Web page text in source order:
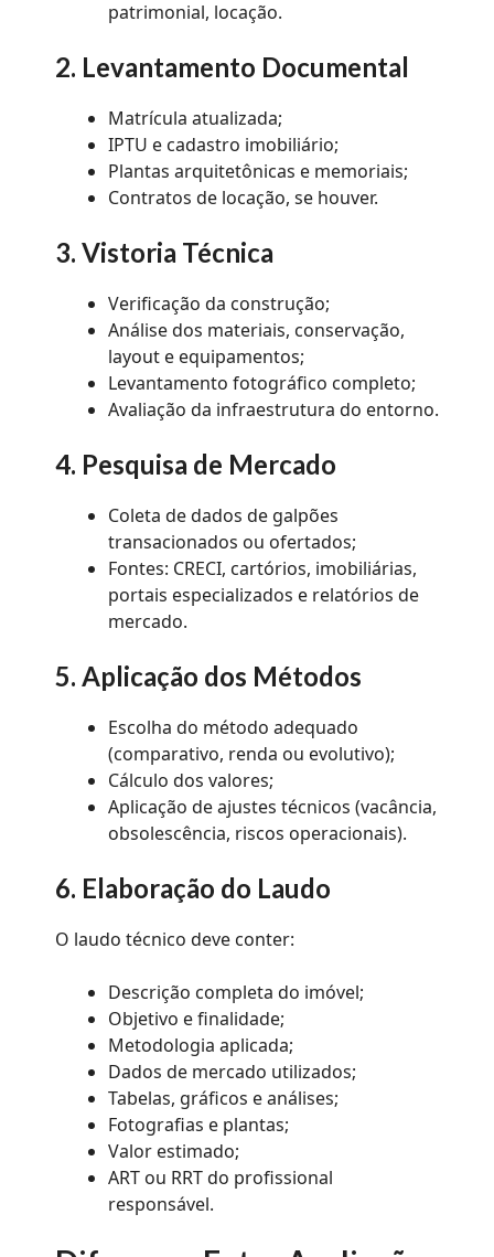
patrimonial, locação.
2. Levantamento Documental
Matrícula atualizada;
IPTU e cadastro imobiliário;
Plantas arquitetônicas e memoriais;
Contratos de locação, se houver.
3. Vistoria Técnica
Verificação da construção;
Análise dos materiais, conservação,
layout e equipamentos;
Levantamento fotográfico completo;
Avaliação da infraestrutura do entorno.
4. Pesquisa de Mercado
Coleta de dados de galpões
transacionados ou ofertados;
Fontes: CRECI, cartórios, imobiliárias,
portais especializados e relatórios de
mercado.
5. Aplicação dos Métodos
Escolha do método adequado
(comparativo, renda ou evolutivo);
Cálculo dos valores;
Aplicação de ajustes técnicos (vacância,
obsolescência, riscos operacionais).
6. Elaboração do Laudo
O laudo técnico deve conter:
Descrição completa do imóvel;
Objetivo e finalidade;
Metodologia aplicada;
Dados de mercado utilizados;
Tabelas, gráficos e análises;
Fotografias e plantas;
Valor estimado;
ART ou RRT do profissional
responsável.